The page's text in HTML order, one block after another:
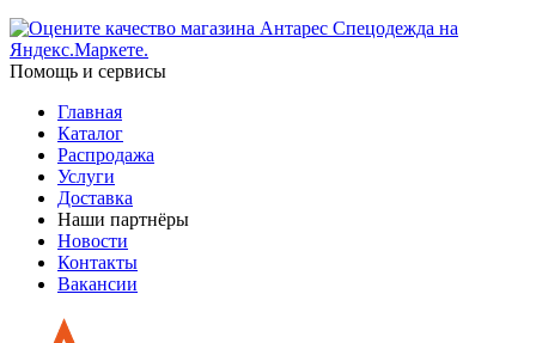
Помощь и сервисы
Главная
Каталог
Распродажа
Услуги
Доставка
Наши партнёры
Новости
Контакты
Вакансии